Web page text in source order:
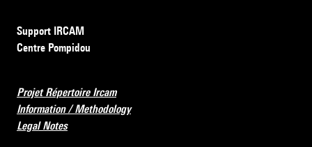
Support IRCAM
Centre Pompidou
Projet Répertoire Ircam
Information / Methodology
Legal Notes